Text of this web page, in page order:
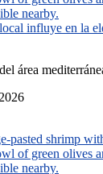
influye en la
área